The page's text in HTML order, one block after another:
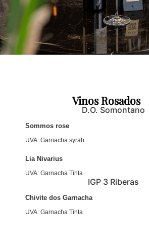
Vinos Rosados
D.O. Somontano
Sommos rose
UVA: Garnacha syrah
Lia Nivarius
UVA: Garnacha Tinta
IGP 3 Riberas
Chivite dos Garnacha
UVA: Garnacha Tinta